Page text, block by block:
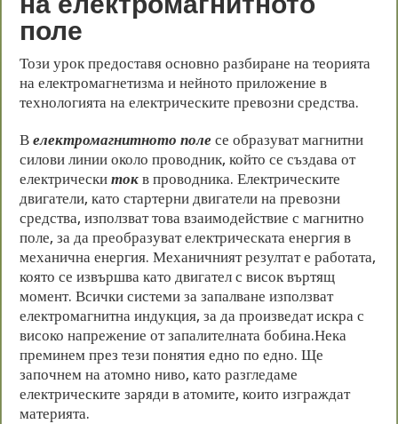
поле
Този урок предоставя основно разбиране на теорията
на електромагнетизма и нейното приложение в
технологията на електрическите превозни средства.
Велектромагнитното поле се образуват магнитни
силови линии около проводник, който се създава от
електрическиток в проводника. Електрическите
двигатели, като стартерни двигатели на превозни
средства, използват това взаимодействие с магнитно
поле, за да преобразуват електрическата енергия в
механична енергия. Механичният резултат е работата,
която се извършва като двигател с висок въртящ
момент. Всички системи за запалване използват
електромагнитна индукция, за да произведат искра с
високо напрежение от запалителната бобина.Нека
преминем през тези понятия едно по едно. Ще
започнем на атомно ниво, като разгледаме
електрическите заряди в атомите, които изграждат
материята.